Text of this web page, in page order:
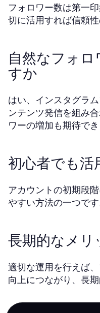
フォロワー数は第一
切に活用すれば信頼
自然なフォロ
すか
はい、インスタグラ
ンテンツ発信を組み
ワーの増加も期待でき
初心者でも
アカウントの初期段
やすい方法の一つです
長期的なメ
適切な運用を行えば
向上につながり、長